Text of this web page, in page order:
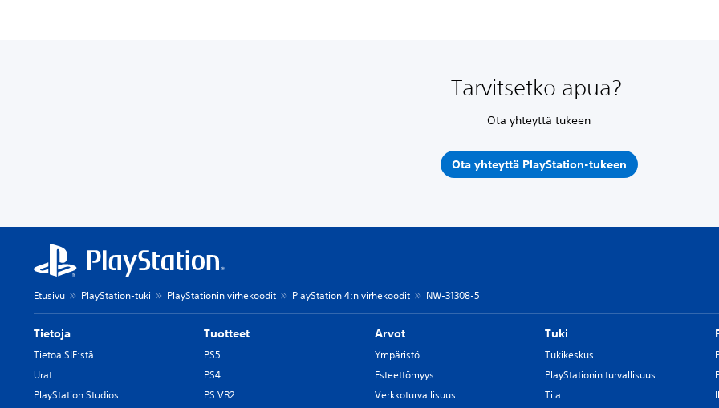
Tarvitsetko apua?
Ota yhteyttä tukeen
Ota yhteyttä PlayStation-tukeen
Etusivu PlayStation-tuki PlayStationin virhekoodit PlayStation 4:n virhekoodit NW-31308-5
Tietoja
Tietoa SIE:stä
Urat
PlayStation Studios
Tuotteet
PS5
PS4
PS VR2
Arvot
Ympäristö
Esteettömyys
Verkkoturvallisuus
Tuki
Tukikeskus
PlayStationin turvallisuus
Tila